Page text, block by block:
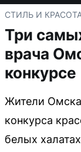
СТИЛЬ И
Три
врача
конкурсе
Жители
конкурса
белых